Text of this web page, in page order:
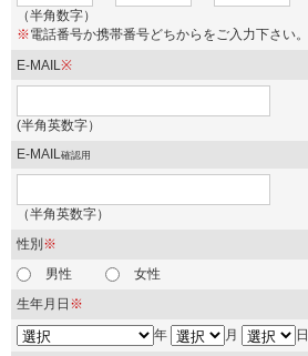
（半角数字）
※電話番号か携帯番号どちからをご入力下さい。
E-MAIL※
(半角英数字）
E-MAIL確認用
（半角英数字）
性別 ※
男性
女性
生年月日 ※
年
月 日